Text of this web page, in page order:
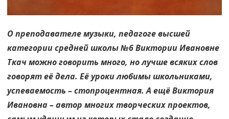
О преподавателе музыки, педагоге высшей
категории средней школы №6 Виктории Ивановне
Ткач можно говорить много, но лучше всяких слов
говорят её дела. Её уроки любимы школьниками,
успеваемость – стопроцентная. А ещё Виктория
Ивановна – автор многих творческих проектов,